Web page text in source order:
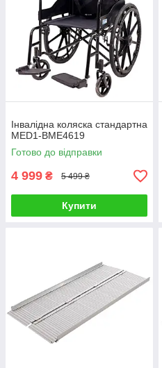
Інвалідна коляска стандартна
MED1-BME4619
Готово до відправки
4 999 ₴ 5 499 ₴
Купити